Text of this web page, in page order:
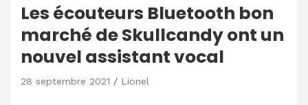
Les écouteurs Bluetooth bon
marché de Skullcandy ont un
nouvel assistant vocal
28 septembre 2021 Lionel